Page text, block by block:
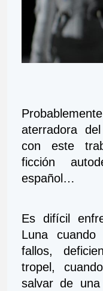
aterradora
con este
ficción
español…
Es difícil
Luna
fallos,
tropel,
salvar de